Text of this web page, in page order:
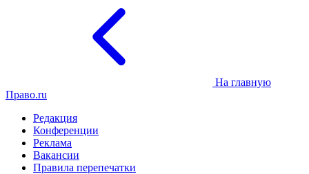
На главную
Право.ru
Редакция
Конференции
Реклама
Вакансии
Правила перепечатки